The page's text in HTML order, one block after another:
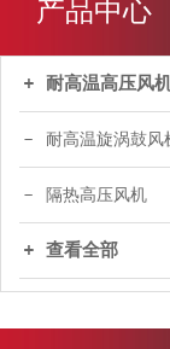
产品中心
耐高温高压风
耐高温旋涡鼓风
隔热高压风机
查看全部